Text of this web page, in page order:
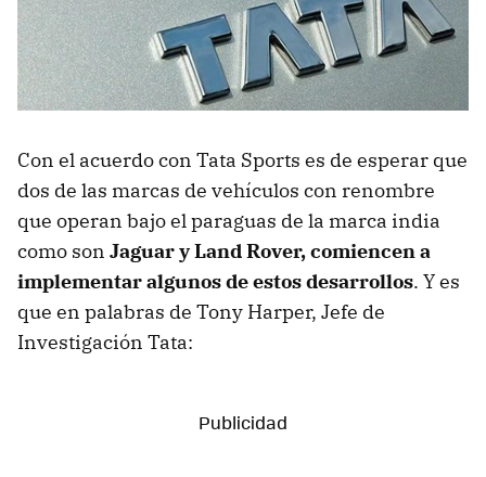
Con el acuerdo con Tata Sports es de esperar que
dos de las marcas de vehículos con renombre
que operan bajo el paraguas de la marca india
como son Jaguar y Land Rover, comiencen a
implementar algunos de estos desarrollos. Y es
que en palabras de Tony Harper, Jefe de
Investigación Tata: